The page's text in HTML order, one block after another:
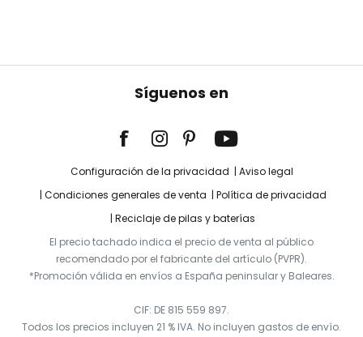
Síguenos en
Configuración de la privacidad
Aviso legal
Condiciones generales de venta
Política de privacidad
Reciclaje de pilas y baterías
El precio tachado indica el precio de venta al público
recomendado por el fabricante del artículo (PVPR).
*Promoción válida en envíos a España peninsular y Baleares.
CIF: DE 815 559 897.
Todos los precios incluyen 21 % IVA. No incluyen gastos de envío.